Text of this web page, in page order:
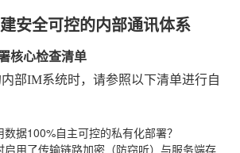
安全可控的内部通讯体系
核心检查清单
部IM系统时，请参照以下清单进行自
数据100%自主可控的私有化部署？
启用了传输链路加密（防窃听）与服务端存